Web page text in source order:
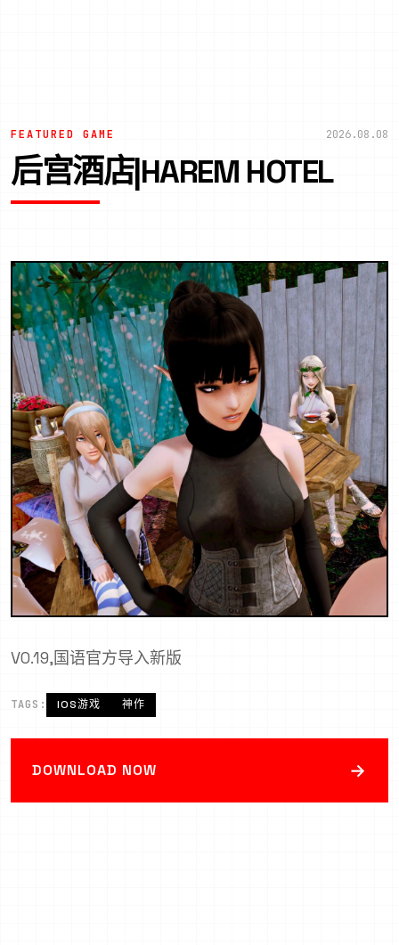
FEATURED GAME 2026.08.08
后宫酒店|HAREM HOTEL
V0.19,国语官方导入新版
TAGS: IOS游戏 神作
DOWNLOAD NOW →